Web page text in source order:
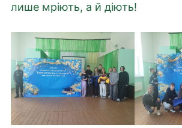
лише мріють, а й діють!